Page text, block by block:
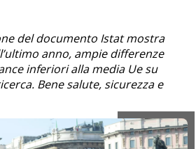
del documento Istat mostra
anno, ampie differenze
inferiori alla media Ue su
Bene salute, sicurezza e